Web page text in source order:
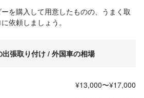
を購入して用意したものの、うまく取
依頼しましょう。
出張取り付け / 外国車の相場
¥13,000〜¥17,000